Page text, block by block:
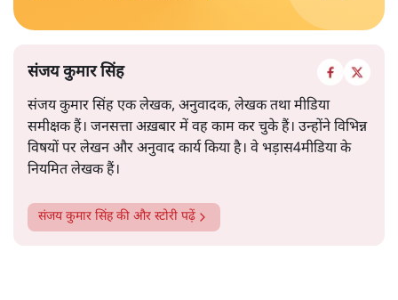
संजय कुमार सिंह
संजय कुमार सिंह एक लेखक, अनुवादक, लेखक तथा मीडिया
समीक्षक हैं। जनसत्ता अख़बार में वह काम कर चुके हैं। उन्होंने विभिन्न
विषयों पर लेखन और अनुवाद कार्य किया है। वे भड़ास4मीडिया के
नियमित लेखक हैं।
संजय कुमार सिंहकी और स्टोरी पढ़ें